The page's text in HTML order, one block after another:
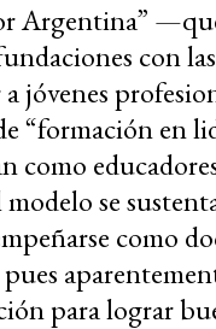
Argentina”
con
jóvenes
“formación en
como
se
como
para lograr